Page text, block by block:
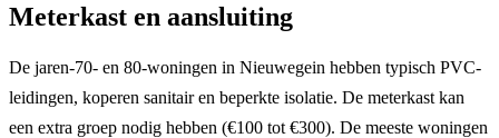
Meterkast en aansluiting
De jaren-70- en 80-woningen in Nieuwegein hebben typisch PVC-
leidingen, koperen sanitair en beperkte isolatie. De meterkast kan
een extra groep nodig hebben (€100 tot €300). De meeste woningen